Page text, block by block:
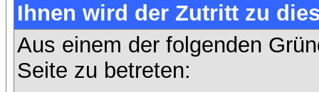
Ihnen wird der Zutritt zu
Aus einem der folgenden
Seite zu betreten: